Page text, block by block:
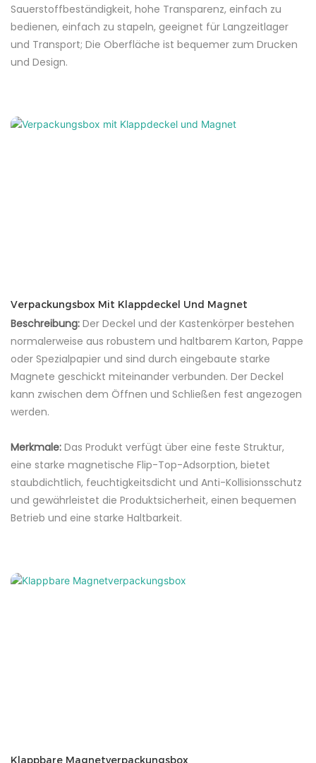
Sauerstoffbeständigkeit, hohe Transparenz, einfach zu
bedienen, einfach zu stapeln, geeignet für Langzeitlager
und Transport; Die Oberfläche ist bequemer zum Drucken
und Design.
Verpackungsbox Mit Klappdeckel Und Magnet
Beschreibung: Der Deckel und der Kastenkörper bestehen
normalerweise aus robustem und haltbarem Karton, Pappe
oder Spezialpapier und sind durch eingebaute starke
Magnete geschickt miteinander verbunden. Der Deckel
kann zwischen dem Öffnen und Schließen fest angezogen
werden.
Merkmale: Das Produkt verfügt über eine feste Struktur,
eine starke magnetische Flip-Top-Adsorption, bietet
staubdichtlich, feuchtigkeitsdicht und Anti-Kollisionsschutz
und gewährleistet die Produktsicherheit, einen bequemen
Betrieb und eine starke Haltbarkeit.
Klappbare Magnetverpackungsbox